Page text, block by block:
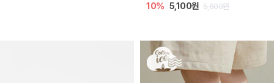
10% 5,100원 5,600원